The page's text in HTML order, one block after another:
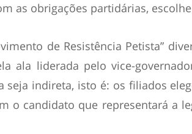
as obrigações partidárias,
de Resistência Petista”
ala liderada pelo vice-
seja indireta, isto é: os filiados
o candidato que representará a